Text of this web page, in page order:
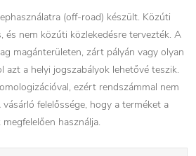
(off-road) készült. Közúti
és nem közúti közlekedésre tervezték. A
magánterületen, zárt pályán vagy olyan
azt a helyi jogszabályok lehetővé teszik.
ezért rendszámmal nem
felelőssége, hogy a terméket a
használja.